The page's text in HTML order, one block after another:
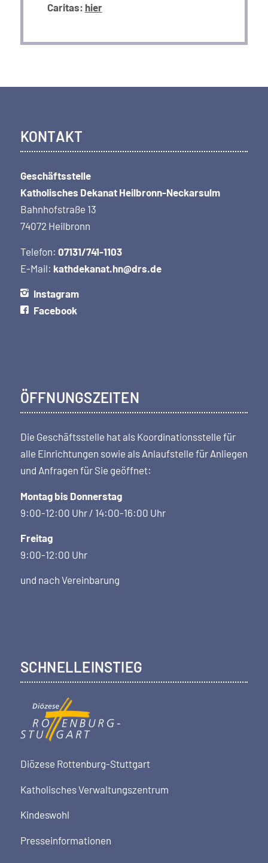
Caritas: hier
KONTAKT
Geschäftsstelle
Katholisches Dekanat Heilbronn-Neckarsulm
Bahnhofstraße 13
74072 Heilbronn
Telefon: 07131/741-1103
E-Mail: kathdekanat.hn@drs.de
Instagram
Facebook
ÖFFNUNGSZEITEN
Die Geschäftsstelle hat als Koordi­nations­stelle für
alle Einrichtungen sowie als Anlaufstelle für Anliegen
und Anfragen für Sie geöffnet:
Montag bis Donnerstag
9:00-12:00 Uhr / 14:00-16:00 Uhr
Freitag
9:00-12:00 Uhr
und nach Vereinbarung
SCHNELLEINSTIEG
Diözese Rottenburg-Stuttgart
Katholisches Verwaltungszentrum
Kindeswohl
Presseinformationen